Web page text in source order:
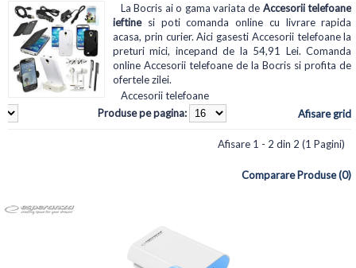
La Bocris ai o gama variata de Accesorii telefoane
ieftinesi poti comanda online cu livrare rapida
acasa, prin curier. Aici gasesti Accesorii telefoane la
preturi mici, incepand de la 54,91 Lei. Comanda
online Accesorii telefoane de la Bocris si profita de
ofertele zilei.
Accesorii telefoane
Produse pe pagina:
Afisare grid
Afisare 1 - 2 din 2 (1 Pagini)
Comparare Produse (0)